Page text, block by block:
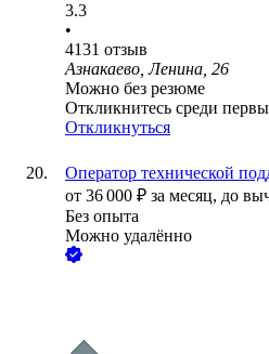
3.3
•
4131 отзыв
Азнакаево, Ленина, 26
Можно без резюме
Откликнитесь среди
Откликнуться
Оператор технической
от 36 000 ₽ за месяц, до
Без опыта
Можно удалённо